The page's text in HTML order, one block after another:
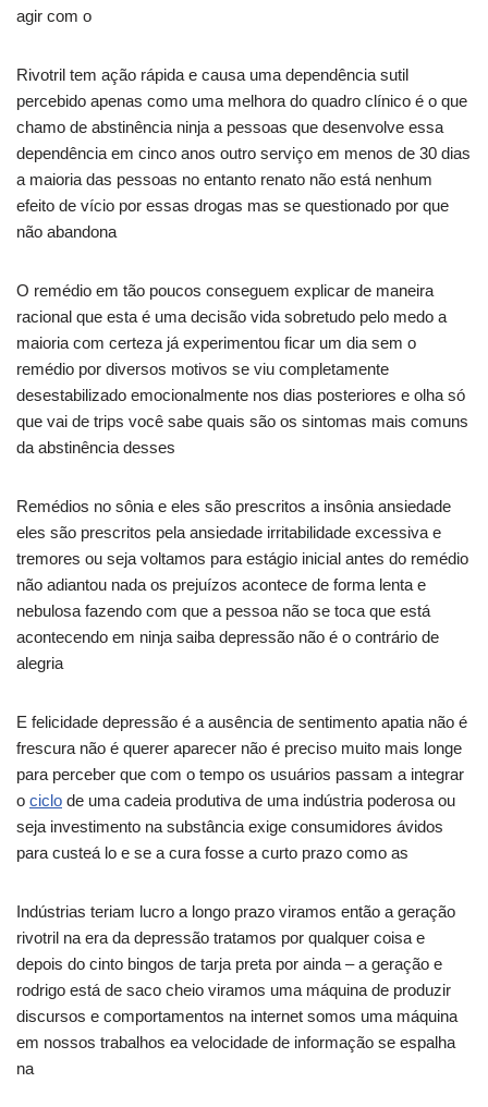
agir com o
Rivotril tem ação rápida e causa uma dependência sutil
percebido apenas como uma melhora do quadro clínico é o que
chamo de abstinência ninja a pessoas que desenvolve essa
dependência em cinco anos outro serviço em menos de 30 dias
a maioria das pessoas no entanto renato não está nenhum
efeito de vício por essas drogas mas se questionado por que
não abandona
O remédio em tão poucos conseguem explicar de maneira
racional que esta é uma decisão vida sobretudo pelo medo a
maioria com certeza já experimentou ficar um dia sem o
remédio por diversos motivos se viu completamente
desestabilizado emocionalmente nos dias posteriores e olha só
que vai de trips você sabe quais são os sintomas mais comuns
da abstinência desses
Remédios no sônia e eles são prescritos a insônia ansiedade
eles são prescritos pela ansiedade irritabilidade excessiva e
tremores ou seja voltamos para estágio inicial antes do remédio
não adiantou nada os prejuízos acontece de forma lenta e
nebulosa fazendo com que a pessoa não se toca que está
acontecendo em ninja saiba depressão não é o contrário de
alegria
E felicidade depressão é a ausência de sentimento apatia não é
frescura não é querer aparecer não é preciso muito mais longe
para perceber que com o tempo os usuários passam a integrar
o ciclo de uma cadeia produtiva de uma indústria poderosa ou
seja investimento na substância exige consumidores ávidos
para custeá lo e se a cura fosse a curto prazo como as
Indústrias teriam lucro a longo prazo viramos então a geração
rivotril na era da depressão tratamos por qualquer coisa e
depois do cinto bingos de tarja preta por ainda – a geração e
rodrigo está de saco cheio viramos uma máquina de produzir
discursos e comportamentos na internet somos uma máquina
em nossos trabalhos ea velocidade de informação se espalha
na